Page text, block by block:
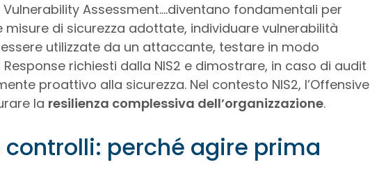
Assessment….diventano fondamentali per
misure di sicurezza adottate, individuare vulnerabilità
utilizzate da un attaccante, testare in modo
richiesti dalla NIS2 e dimostrare, in caso di audit
proattivo alla sicurezza. Nel contesto NIS2, l’Offensive
la resilienza complessiva dell’organizzazione.
controlli: perché agire prima